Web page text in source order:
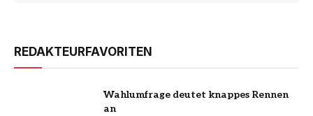
REDAKTEURFAVORITEN
Wahlumfrage deutet knappes Rennen
an